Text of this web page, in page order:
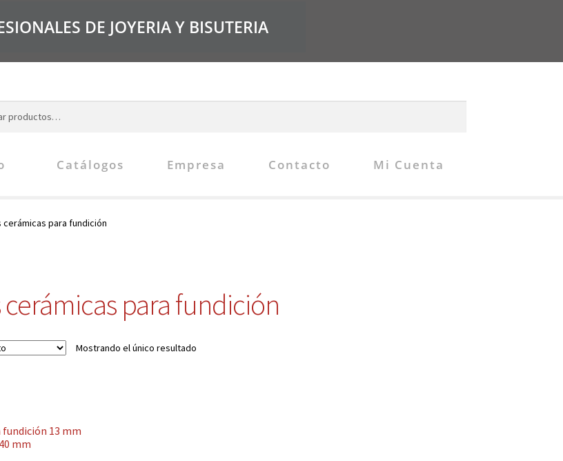
DE JOYERIA Y BISUTERIA
Catálogos Empresa Contacto Mi Cuenta
cerámicas para fundición
cerámicas para fundición
Mostrando el único resultado
13 mm
mm